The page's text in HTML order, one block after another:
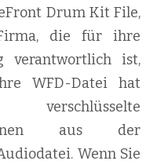
Drum Kit File,
die für ihre
verantwortlich ist,
WFD-Datei hat
verschlüsselte
aus der
Wenn Sie